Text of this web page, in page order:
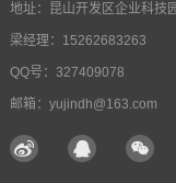
地址：昆山开发区企业科技
梁经理：15262683263
QQ号：327409078
邮箱：yujindh@163.com